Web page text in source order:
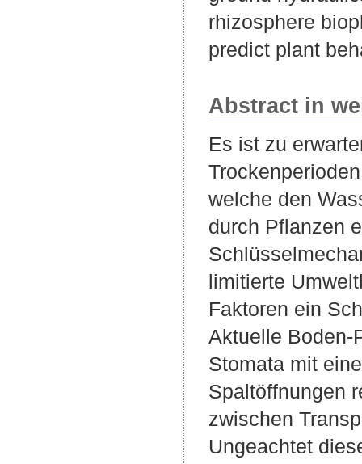
rhizosphere
predict plant
Abstract in
Es ist zu
welche den
durch Pflanzen
limitierte
Faktoren ein
Aktuelle Boden-
Stomata mit
Spaltöffnungen
zwischen
Ungeachtet